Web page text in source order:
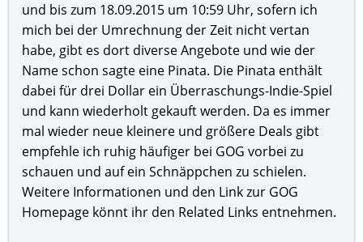
und bis zum 18.09.2015 um 10:59 Uhr, sofern ich
mich bei der Umrechnung der Zeit nicht vertan
habe, gibt es dort diverse Angebote und wie der
Name schon sagte eine Pinata. Die Pinata enthält
dabei für drei Dollar ein Überraschungs-Indie-Spiel
und kann wiederholt gekauft werden. Da es immer
mal wieder neue kleinere und größere Deals gibt
empfehle ich ruhig häufiger bei GOG vorbei zu
schauen und auf ein Schnäppchen zu schielen.
Weitere Informationen und den Link zur GOG
Homepage könnt ihr den Related Links entnehmen.